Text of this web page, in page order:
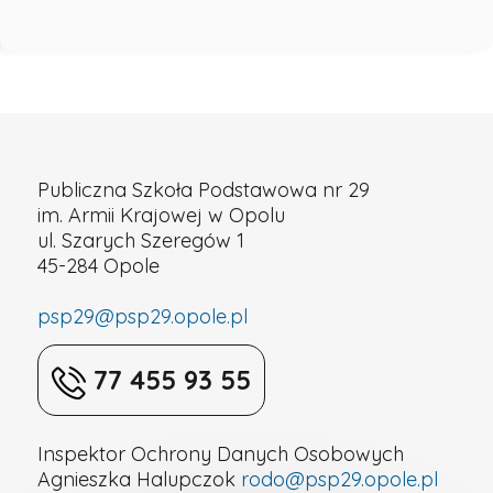
Publiczna Szkoła Podstawowa nr 29
im. Armii Krajowej w Opolu
ul. Szarych Szeregów 1
45-284 Opole
psp29@psp29.opole.pl
77 455 93 55
Inspektor Ochrony Danych Osobowych
Agnieszka Halupczok rodo@psp29.opole.pl